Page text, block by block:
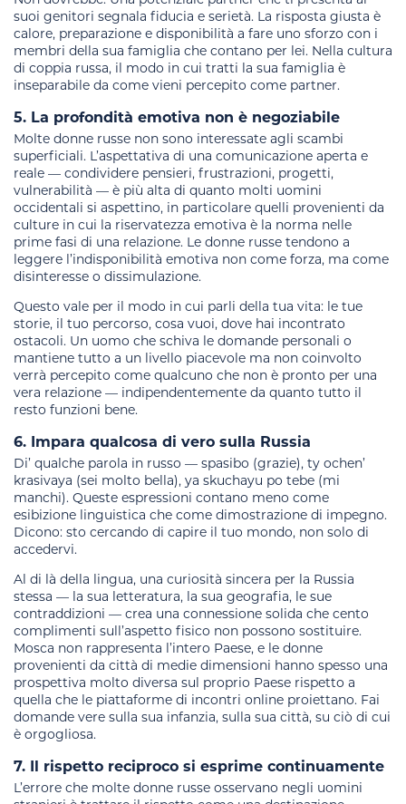
suoi genitori segnala fiducia e serietà. La risposta giusta è
calore, preparazione e disponibilità a fare uno sforzo con i
membri della sua famiglia che contano per lei. Nella cultura
di coppia russa, il modo in cui tratti la sua famiglia è
inseparabile da come vieni percepito come partner.
5. La profondità emotiva non è negoziabile
Molte donne russe non sono interessate agli scambi
superficiali. L’aspettativa di una comunicazione aperta e
reale — condividere pensieri, frustrazioni, progetti,
vulnerabilità — è più alta di quanto molti uomini
occidentali si aspettino, in particolare quelli provenienti da
culture in cui la riservatezza emotiva è la norma nelle
prime fasi di una relazione. Le donne russe tendono a
leggere l’indisponibilità emotiva non come forza, ma come
disinteresse o dissimulazione.
Questo vale per il modo in cui parli della tua vita: le tue
storie, il tuo percorso, cosa vuoi, dove hai incontrato
ostacoli. Un uomo che schiva le domande personali o
mantiene tutto a un livello piacevole ma non coinvolto
verrà percepito come qualcuno che non è pronto per una
vera relazione — indipendentemente da quanto tutto il
resto funzioni bene.
6. Impara qualcosa di vero sulla Russia
Di’ qualche parola in russo — spasibo (grazie), ty ochen’
krasivaya (sei molto bella), ya skuchayu po tebe (mi
manchi). Queste espressioni contano meno come
esibizione linguistica che come dimostrazione di impegno.
Dicono: sto cercando di capire il tuo mondo, non solo di
accedervi.
Al di là della lingua, una curiosità sincera per la Russia
stessa — la sua letteratura, la sua geografia, le sue
contraddizioni — crea una connessione solida che cento
complimenti sull’aspetto fisico non possono sostituire.
Mosca non rappresenta l’intero Paese, e le donne
provenienti da città di medie dimensioni hanno spesso una
prospettiva molto diversa sul proprio Paese rispetto a
quella che le piattaforme di incontri online proiettano. Fai
domande vere sulla sua infanzia, sulla sua città, su ciò di cui
è orgogliosa.
7. Il rispetto reciproco si esprime continuamente
L’errore che molte donne russe osservano negli uomini